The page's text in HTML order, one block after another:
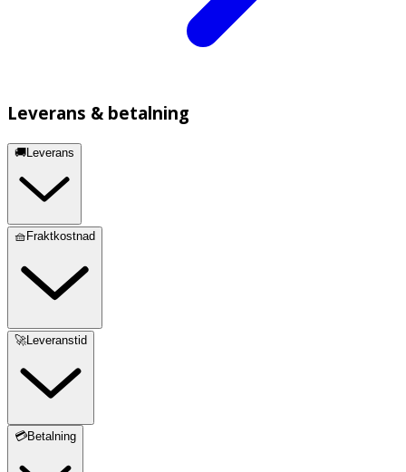
Leverans & betalning
🚚Leverans
🧺Fraktkostnad
🚀Leveranstid
💳Betalning